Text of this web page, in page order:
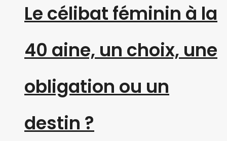
Le célibat féminin à la
40 aine, un choix, une
obligation ou un
destin ?